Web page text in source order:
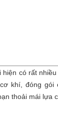
hiện có rất
khí, đóng gói
thoải mái lựa